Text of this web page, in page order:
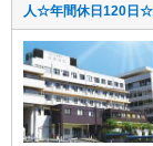
人☆年間休日120日